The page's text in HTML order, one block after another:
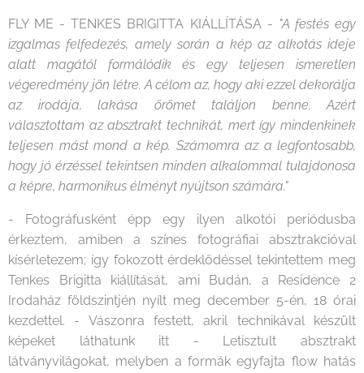
FLY ME - TENKES BRIGITTA KIÁLLÍTÁSA - "A festés egy
izgalmas felfedezés, amely során a kép az alkotás ideje
alatt magától formálódik és egy teljesen ismeretlen
végeredmény jön létre. A célom az, hogy aki ezzel dekorálja
az irodája, lakása örömet találjon benne. Azért
választottam az absztrakt technikát, mert így mindenkinek
teljesen mást mond a kép. Számomra az a legfontosabb,
hogy jó érzéssel tekintsen minden alkalommal tulajdonosa
a képre, harmonikus élményt nyújtson számára."
- Fotográfusként épp egy ilyen alkotói periódusba
érkeztem, amiben a színes fotográfiai absztrakcióval
kísérletezem; így fokozott érdeklődéssel tekintettem meg
Tenkes Brigitta kiállítását, ami Budán, a Residence 2
Irodaház földszintjén nyílt meg december 5-én, 18 órai
kezdettel. - Vászonra festett, akril technikával készült
képeket láthatunk itt - Letisztult absztrakt
látványvilágokat, melyben a formák egyfajta flow hatás